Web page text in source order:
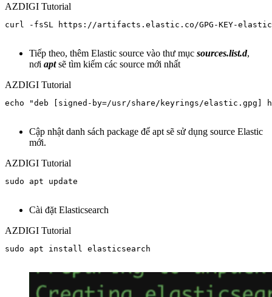
AZDIGI Tutorial
curl -fsSL https://artifacts.elastic.co/GPG-KEY-
Tiếp theo, thêm Elastic source vào thư mục sources.list.d,
nơi aptsẽ tìm kiếm các source mới nhất
AZDIGI Tutorial
echo "deb [signed-by=/usr/share/keyrings/
Cập nhật danh sách package để apt sẽ sử dụng source Elastic
mới.
AZDIGI Tutorial
sudo apt update
Cài đặt Elasticsearch
AZDIGI Tutorial
sudo apt install elasticsearch